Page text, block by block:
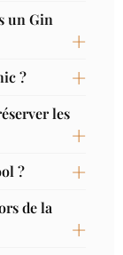
un Gin
?
les
?
de la